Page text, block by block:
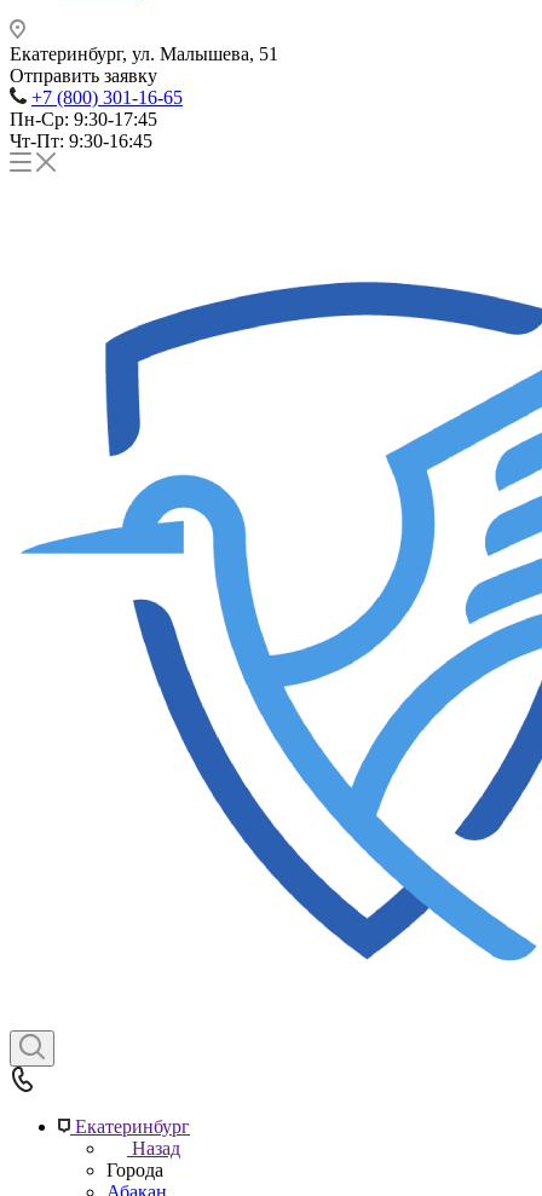
Екатеринбург, ул. Малышева, 51
Отправить заявку
+7 (800) 301-16-65
Пн-Ср: 9:30-17:45
Чт-Пт: 9:30-16:45
Екатеринбург
Назад
Города
Абакан